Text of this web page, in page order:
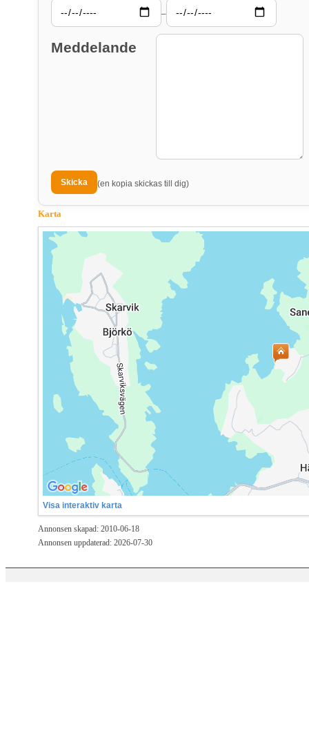
–
Meddelande
(en kopia skickas till dig)
Karta
Visa interaktiv karta
Annonsen skapad: 2010-06-18
Annonsen uppdaterad: 2026-07-30